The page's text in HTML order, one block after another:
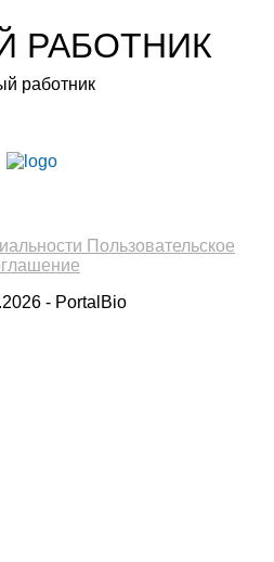
РАБОТНИК
Пользовательское
- PortalBio